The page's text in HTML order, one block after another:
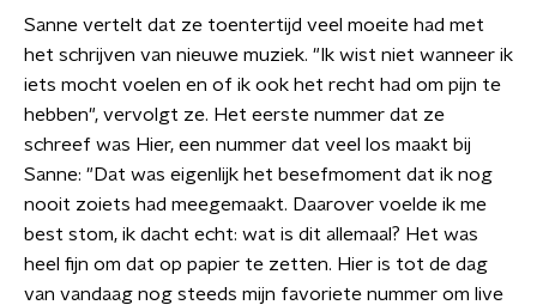
Sanne vertelt dat ze toentertijd veel moeite had met
het schrijven van nieuwe muziek. "Ik wist niet wanneer ik
iets mocht voelen en of ik ook het recht had om pijn te
hebben", vervolgt ze. Het eerste nummer dat ze
schreef was Hier, een nummer dat veel los maakt bij
Sanne: "Dat was eigenlijk het besefmoment dat ik nog
nooit zoiets had meegemaakt. Daarover voelde ik me
best stom, ik dacht echt: wat is dit allemaal? Het was
heel fijn om dat op papier te zetten. Hier is tot de dag
van vandaag nog steeds mijn favoriete nummer om live